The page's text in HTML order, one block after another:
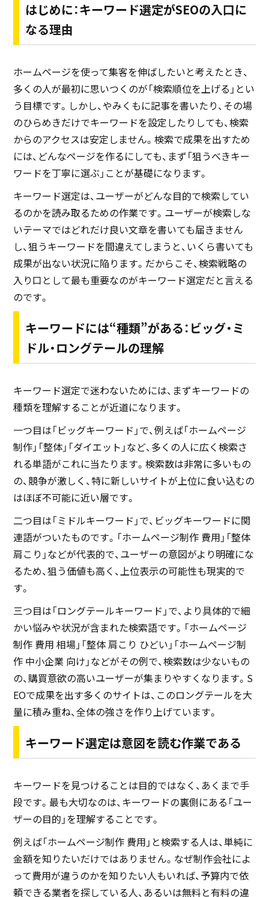
はじめに：キーワード選定がSEOの入口に
なる理由
ホームページを使って集客を伸ばしたいと考えたとき、
多くの人が最初に思いつくのが「検索順位を上げる」とい
う目標です。しかし、やみくもに記事を書いたり、その場
のひらめきだけでキーワードを設定したりしても、検索
からのアクセスは安定しません。検索で成果を出すため
には、どんなページを作るにしても、まず「狙うべきキー
ワードを丁寧に選ぶ」ことが基礎になります。
キーワード選定は、ユーザーがどんな目的で検索してい
るのかを読み取るための作業です。ユーザーが検索しな
いテーマではどれだけ良い文章を書いても届きません
し、狙うキーワードを間違えてしまうと、いくら書いても
成果が出ない状況に陥ります。だからこそ、検索戦略の
入り口として最も重要なのがキーワード選定だと言える
のです。
キーワードには“種類”がある：ビッグ・ミ
ドル・ロングテールの理解
キーワード選定で迷わないためには、まずキーワードの
種類を理解することが近道になります。
一つ目は「ビッグキーワード」で、例えば「ホームページ
制作」「整体」「ダイエット」など、多くの人に広く検索さ
れる単語がこれに当たります。検索数は非常に多いもの
の、競争が激しく、特に新しいサイトが上位に食い込むの
はほぼ不可能に近い層です。
二つ目は「ミドルキーワード」で、ビッグキーワードに関
連語がついたものです。「ホームページ制作 費用」「整体
肩こり」などが代表的で、ユーザーの意図がより明確にな
るため、狙う価値も高く、上位表示の可能性も現実的で
す。
三つ目は「ロングテールキーワード」で、より具体的で細
かい悩みや状況が含まれた検索語です。「ホームページ
制作 費用 相場」「整体 肩こり ひどい」「ホームページ制
作 中小企業 向け」などがその例で、検索数は少ないもの
の、購買意欲の高いユーザーが集まりやすくなります。S
EOで成果を出す多くのサイトは、このロングテールを大
量に積み重ね、全体の強さを作り上げています。
キーワード選定は意図を読む作業である
キーワードを見つけることは目的ではなく、あくまで手
段です。最も大切なのは、キーワードの裏側にある「ユー
ザーの目的」を理解することです。
例えば「ホームページ制作 費用」と検索する人は、単純に
金額を知りたいだけではありません。なぜ制作会社によ
って費用が違うのかを知りたい人もいれば、予算内で依
頼できる業者を探している人、あるいは無料と有料の違